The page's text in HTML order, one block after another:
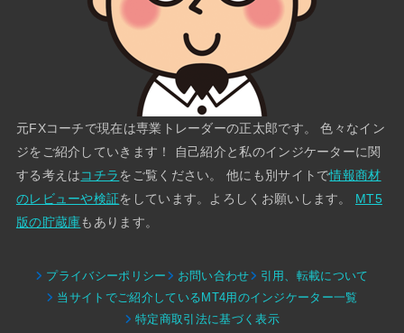
元FXコーチで現在は専業トレーダーの正太郎です。 色々なイン
ジをご紹介していきます！ 自己紹介と私のインジケーターに関
する考えはコチラをご覧ください。 他にも別サイトで情報商材
のレビューや検証をしています。よろしくお願いします。 MT5
版の貯蔵庫もあります。
プライバシーポリシー お問い合わせ
引用、転載について
当サイトでご紹介しているMT4用のインジケーター一覧
特定商取引法に基づく表示